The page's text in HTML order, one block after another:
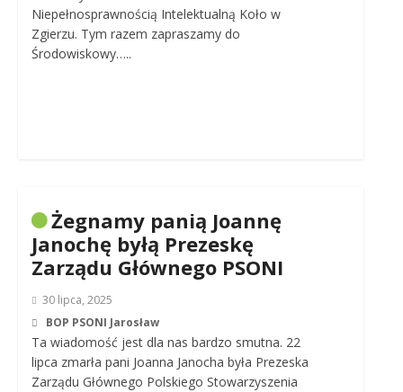
Niepełnosprawnością Intelektualną Koło w
Zgierzu. Tym razem zapraszamy do
Środowiskowy…..
Żegnamy panią Joannę
Janochę byłą Prezeskę
Zarządu Głównego PSONI
30 lipca, 2025
BOP PSONI Jarosław
Ta wiadomość jest dla nas bardzo smutna. 22
lipca zmarła pani Joanna Janocha była Prezeska
Zarządu Głównego Polskiego Stowarzyszenia